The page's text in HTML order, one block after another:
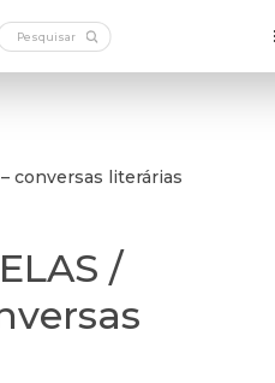
conversas literárias
/